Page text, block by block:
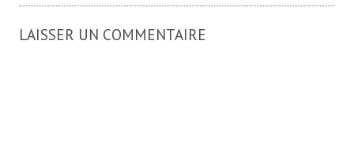
LAISSER UN COMMENTAIRE